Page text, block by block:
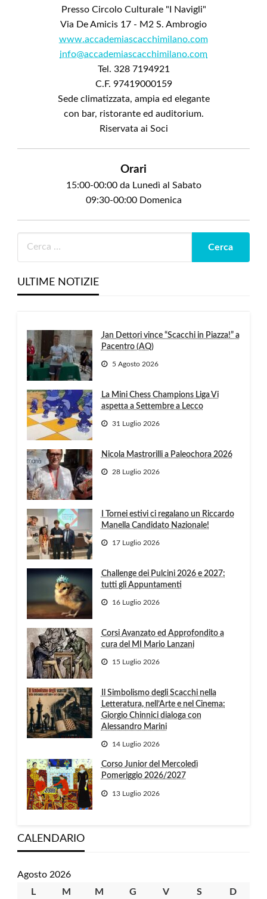
Presso Circolo Culturale "I Navigli"
Via De Amicis 17 - M2 S. Ambrogio
www.accademiascacchimilano.com
info@accademiascacchimilano.com
Tel. 328 7194921
C.F. 97419000159
Sede climatizzata, ampia ed elegante
con bar, ristorante ed auditorium.
Riservata ai Soci
Orari
15:00-00:00 da Lunedì al Sabato
09:30-00:00 Domenica
ULTIME NOTIZIE
Jan Dettori vince “Scacchi in Piazza!” a
Pacentro (AQ)
5 Agosto 2026
La Mini Chess Champions Liga Vi
aspetta a Settembre a Lecco
31 Luglio 2026
Nicola Mastrorilli a Paleochora 2026
28 Luglio 2026
I Tornei estivi ci regalano un Riccardo
Manella Candidato Nazionale!
17 Luglio 2026
Challenge dei Pulcini 2026 e 2027:
tutti gli Appuntamenti
16 Luglio 2026
Corsi Avanzato ed Approfondito a
cura del MI Mario Lanzani
15 Luglio 2026
Il Simbolismo degli Scacchi nella
Letteratura, nell’Arte e nel Cinema:
Giorgio Chinnici dialoga con
Alessandro Marini
14 Luglio 2026
Corso Junior del Mercoledì
Pomeriggio 2026/2027
13 Luglio 2026
CALENDARIO
Agosto 2026
L
M martedì
M mercoledì
G giovedìV venerdì
S D